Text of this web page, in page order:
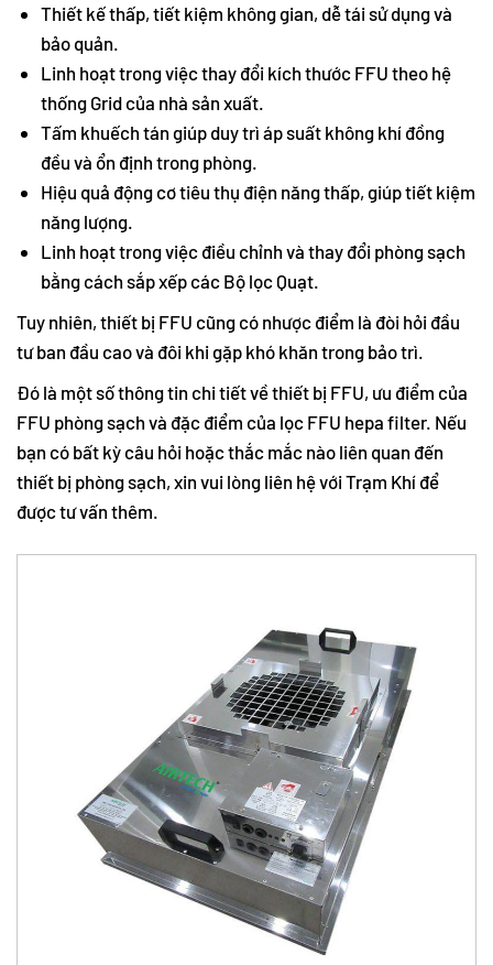
Thiết kế thấp, tiết kiệm không gian, dễ tái sử dụng và
bảo quản.
Linh hoạt trong việc thay đổi kích thước FFU theo hệ
thống Grid của nhà sản xuất.
Tấm khuếch tán giúp duy trì áp suất không khí đồng
đều và ổn định trong phòng.
Hiệu quả động cơ tiêu thụ điện năng thấp, giúp tiết kiệm
năng lượng.
Linh hoạt trong việc điều chỉnh và thay đổi phòng sạch
bằng cách sắp xếp các Bộ lọc Quạt.
Tuy nhiên, thiết bị FFU cũng có nhược điểm là đòi hỏi đầu
tư ban đầu cao và đôi khi gặp khó khăn trong bảo trì.
Đó là một số thông tin chi tiết về thiết bị FFU, ưu điểm của
FFU phòng sạch và đặc điểm của lọc FFU hepa filter. Nếu
bạn có bất kỳ câu hỏi hoặc thắc mắc nào liên quan đến
thiết bị phòng sạch, xin vui lòng liên hệ với Trạm Khí để
được tư vấn thêm.